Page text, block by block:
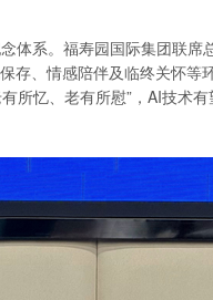
体系。福寿园国际集团联席
存、情感陪伴及临终关怀等
所忆、老有所慰”，AI技术